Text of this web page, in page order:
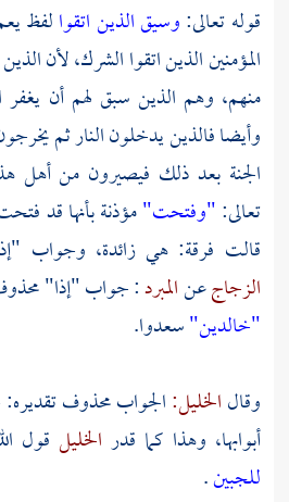
قوله تعالى:وسيق الذين اتقوالفظ
المؤمنين الذين اتقوا الشرك، لأن
منهم، وهم الذين سبق لهم أن يغفر
وأيضا فالذين يدخلون النار ثم
الجنة بعد ذلك فيصيرون من أهل
تعالى:"وفتحت"مؤذنة بأنها قد
قالت فرقة: هي زائدة، وجواب
الزجاجعنالمبرد: جواب "إذا"
"خالدين"سعدوا.
وقالالخليل:الجواب محذوف
أبوابها، وهذا كما قدر الخليل قول
للجبين.